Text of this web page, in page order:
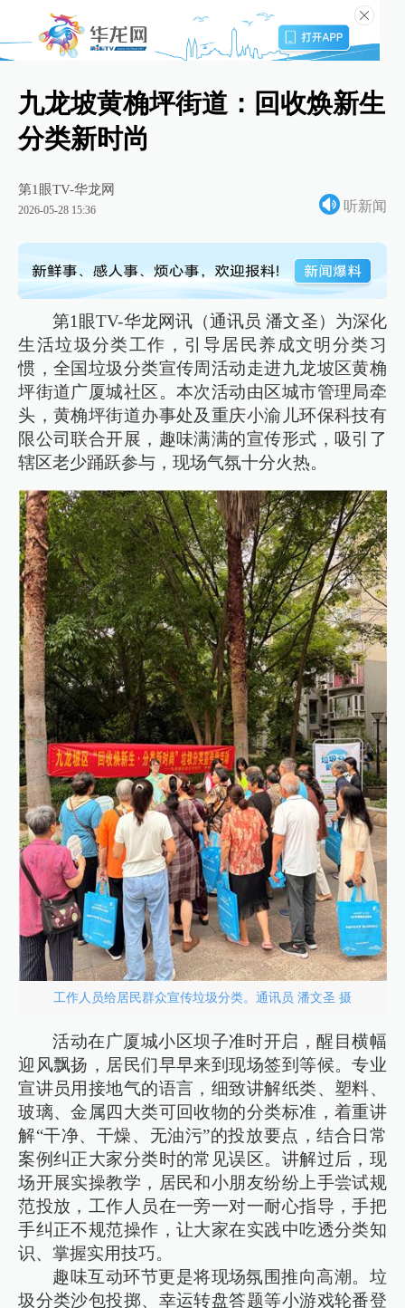
九龙坡黄桷坪街道：回收焕新生
分类新时尚
第1眼TV-华龙网
2026-05-28 15:36 听新闻
第1眼TV-华龙网讯（通讯员 潘文圣）为深化
生活垃圾分类工作，引导居民养成文明分类习
惯，全国垃圾分类宣传周活动走进九龙坡区黄桷
坪街道广厦城社区。本次活动由区城市管理局牵
头，黄桷坪街道办事处及重庆小渝儿环保科技有
限公司联合开展，趣味满满的宣传形式，吸引了
辖区老少踊跃参与，现场气氛十分火热。
工作人员给居民群众宣传垃圾分类。通讯员 潘文圣 摄
活动在广厦城小区坝子准时开启，醒目横幅
迎风飘扬，居民们早早来到现场签到等候。专业
宣讲员用接地气的语言，细致讲解纸类、塑料、
玻璃、金属四大类可回收物的分类标准，着重讲
解“干净、干燥、无油污”的投放要点，结合日常
案例纠正大家分类时的常见误区。讲解过后，现
场开展实操教学，居民和小朋友纷纷上手尝试规
范投放，工作人员在一旁一对一耐心指导，手把
手纠正不规范操作，让大家在实践中吃透分类知
识、掌握实用技巧。
趣味互动环节更是将现场氛围推向高潮。垃
圾分类沙包投掷、幸运转盘答题等小游戏轮番登